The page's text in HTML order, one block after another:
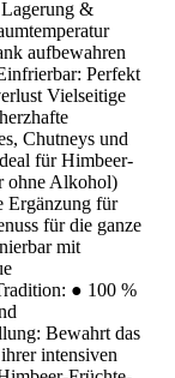
&
aufbewahren
Perfekt
Vielseitige
Chutneys und
für Himbeer-
ohne Alkohol)
Ergänzung für
für die ganze
mit
● 100 %
Bewahrt das
intensiven